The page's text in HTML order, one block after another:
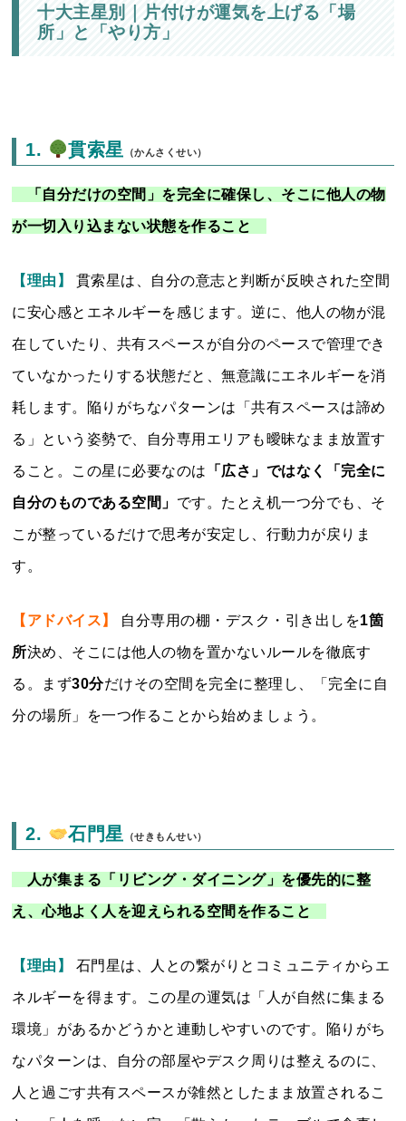
十大主星別｜
片付けが運気を上げる「場
所」と「やり方」
1. 貫索星 （かんさくせい）
「自分だけの空間」を完全に確保し、そこに他人の物
が一切入り込まない状態を作ること
【理由】 貫索星は、自分の意志と判断が反映された空間
に安心感とエネルギーを感じます。逆に、他人の物が混
在していたり、共有スペースが自分のペースで管理でき
ていなかったりする状態だと、無意識にエネルギーを消
耗します。陥りがちなパターンは「共有スペースは諦め
る」という姿勢で、自分専用エリアも曖昧なまま放置す
ること。この星に必要なのは 「広さ」ではなく「完全に
自分のものである空間」 です。たとえ机一つ分でも、そ
こが整っているだけで思考が安定し、行動力が戻りま
す。
【アドバイス】 自分専用の棚・デスク・引き出しを1箇
所決め、そこには他人の物を置かないルールを徹底す
る。まず30分だけその空間を完全に整理し、「完全に自
分の場所」を一つ作ることから始めましょう。
2. 石門星 （せきもんせい）
人が集まる「リビング・ダイニング」を優先的に整
え、心地よく人を迎えられる空間を作ること
【理由】 石門星は、人との繋がりとコミュニティからエ
ネルギーを得ます。この星の運気は「人が自然に集まる
環境」があるかどうかと連動しやすいのです。陥りがち
なパターンは、自分の部屋やデスク周りは整えるのに、
人と過ごす共有スペースが雑然としたまま放置されるこ